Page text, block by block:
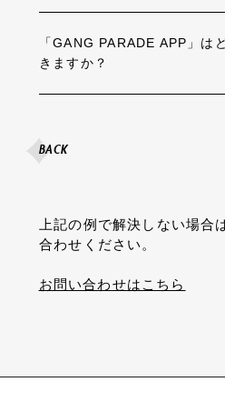
「GANG PARADE APP」は
きますか？
BACK
上記の例で解決しない場合
合わせください。
お問い合わせはこちら